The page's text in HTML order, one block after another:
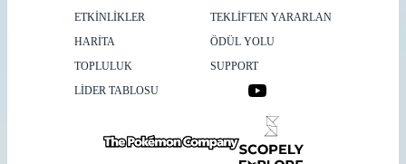
ETKİNLİKLER
HARITA
TOPLULUK
LİDER TABLOSU
TEKLIFTEN YARARLAN
ÖDÜL YOLU
SUPPORT